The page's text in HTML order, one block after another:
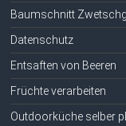
Baumschnitt
Datenschutz
Entsaften von Beeren
Früchte verarbeiten
Outdoorküche selber